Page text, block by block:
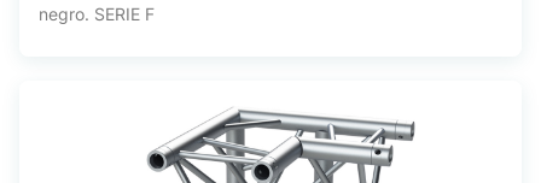
negro. SERIE F